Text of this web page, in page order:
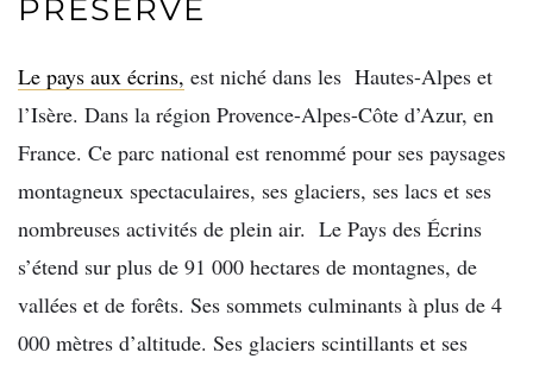
PRÉSERVÉ
Le pays aux écrins, est niché dans les Hautes-Alpes et
l’Isère. Dans la région Provence-Alpes-Côte d’Azur, en
France. Ce parc national est renommé pour ses paysages
montagneux spectaculaires, ses glaciers, ses lacs et ses
nombreuses activités de plein air. Le Pays des Écrins
s’étend sur plus de 91 000 hectares de montagnes, de
vallées et de forêts. Ses sommets culminants à plus de 4
000 mètres d’altitude. Ses glaciers scintillants et ses